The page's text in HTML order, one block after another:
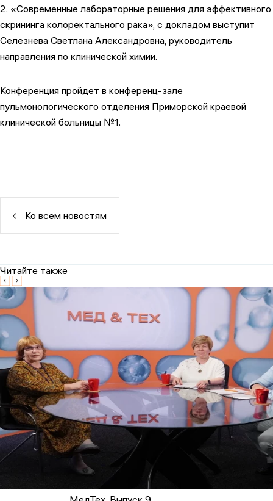
2. «Современные лабораторные решения для эффективного
скрининга колоректального рака», с докладом выступит
Селезнева Светлана Александровна, руководитель
направления по клинической химии.
Конференция пройдет в конференц-зале
пульмонологического отделения Приморской краевой
клинической больницы №1.
Ко всем новостям
Читайте также